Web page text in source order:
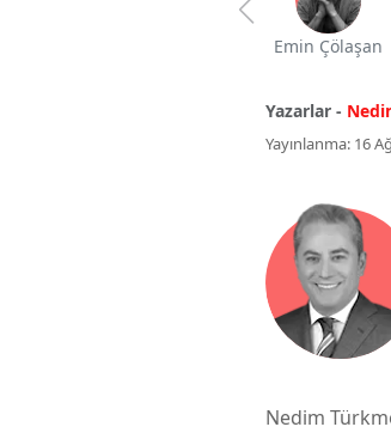
Emin Çölaşan
Yazarlar -
Yayınlanma: 16
Nedim